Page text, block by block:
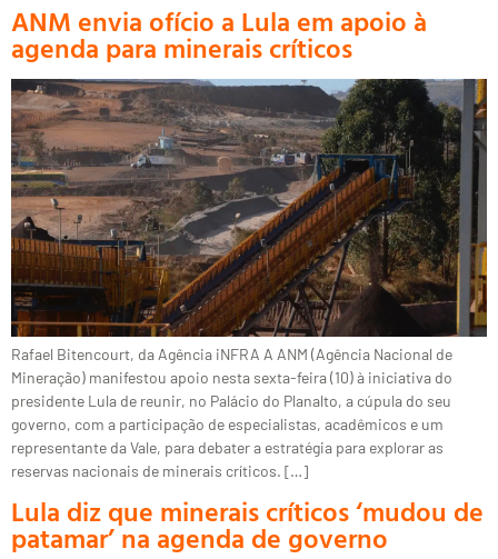
ANM envia ofício a Lula em apoio à
agenda para minerais críticos
Rafael Bitencourt, da Agência iNFRA A ANM (Agência Nacional de
Mineração) manifestou apoio nesta sexta-feira (10) à iniciativa do
presidente Lula de reunir, no Palácio do Planalto, a cúpula do seu
governo, com a participação de especialistas, acadêmicos e um
representante da Vale, para debater a estratégia para explorar as
reservas nacionais de minerais críticos. […]
Lula diz que minerais críticos ‘mudou de
patamar’ na agenda de governo